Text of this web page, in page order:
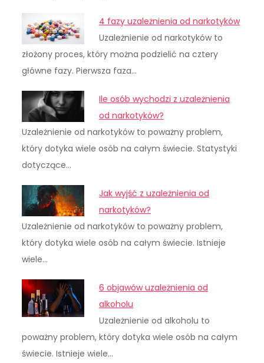
4 fazy uzależnienia od narkotyków
Uzależnienie od narkotyków to
złożony proces, który można podzielić na cztery
główne fazy. Pierwsza faza…
Ile osób wychodzi z uzależnienia
od narkotyków?
Uzależnienie od narkotyków to poważny problem,
który dotyka wiele osób na całym świecie. Statystyki
dotyczące…
Jak wyjść z uzależnienia od
narkotyków?
Uzależnienie od narkotyków to poważny problem,
który dotyka wiele osób na całym świecie. Istnieje
wiele…
6 objawów uzależnienia od
alkoholu
Uzależnienie od alkoholu to
poważny problem, który dotyka wiele osób na całym
świecie. Istnieje wiele…